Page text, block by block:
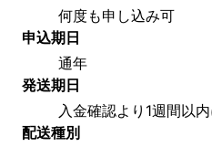
何度も申し込み可
申込期日
通年
発送期日
入金確認より1週間以
配送種別